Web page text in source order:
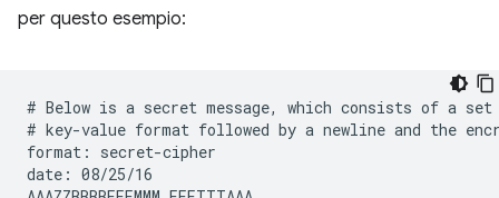
per questo esempio:
# Below is a secret message, which consists of a
# key-value format followed by a newline and the
format: secret-cipher
date: 08/25/16